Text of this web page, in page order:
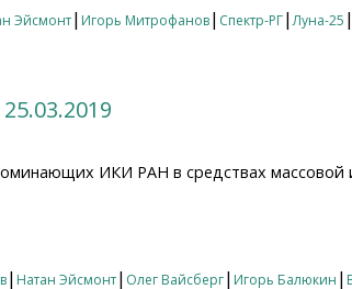
Эйсмонт| Игорь Митрофанов| Спектр-РГ|Луна-25 |
ИКИ РАН в средствах
| Натан Эйсмонт| Олег Вайсберг| Игорь Балюкин |